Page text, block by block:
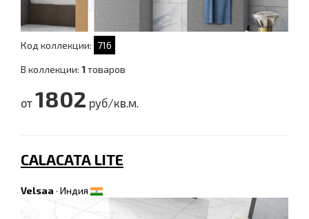
Код коллекции: 716
В коллекции: 1товаров
от 1802 руб/кв.м.
CALACATA LITE
Velsaa · Индия